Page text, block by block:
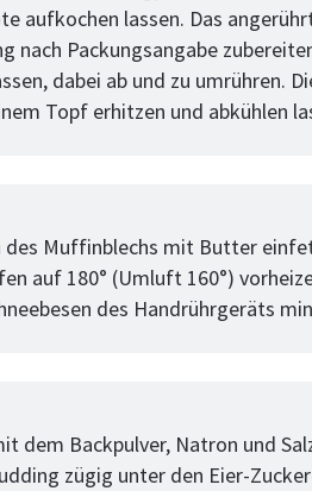
aufkochen lassen. Das
nach Packungsangabe
dabei ab und zu umrühren.
Topf erhitzen und abkühlen
des Muffinblechs mit Butter
auf 180° (Umluft 160°)
des Handrührgeräts
dem Backpulver, Natron und
zügig unter den Eier-